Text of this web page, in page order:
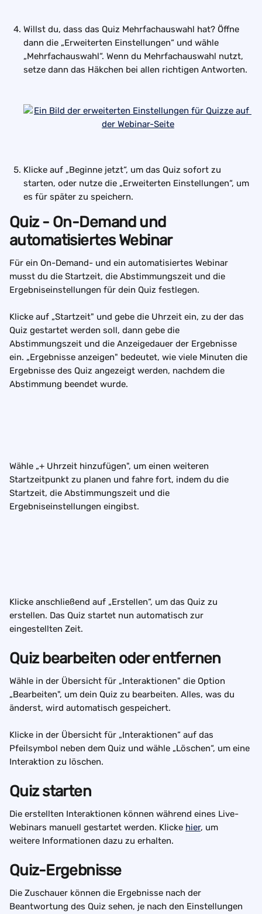
Willst du, dass das Quiz Mehrfachauswahl hat? Öffne
dann die „Erweiterten Einstellungen“ und wähle
„Mehrfachauswahl“. Wenn du Mehrfachauswahl nutzt,
setze dann das Häkchen bei allen richtigen Antworten.
Klicke auf „Beginne jetzt“, um das Quiz sofort zu
starten, oder nutze die „Erweiterten Einstellungen“, um
es für später zu speichern.
Quiz - On-Demand und
automatisiertes Webinar
Für ein On-Demand- und ein automatisiertes Webinar
musst du die Startzeit, die Abstimmungszeit und die
Ergebniseinstellungen für dein Quiz festlegen.
Klicke auf „Startzeit" und gebe die Uhrzeit ein, zu der das
Quiz gestartet werden soll, dann gebe die
Abstimmungszeit und die Anzeigedauer der Ergebnisse
ein. „Ergebnisse anzeigen" bedeutet, wie viele Minuten die
Ergebnisse des Quiz angezeigt werden, nachdem die
Abstimmung beendet wurde.
Wähle „+ Uhrzeit hinzufügen", um einen weiteren
Startzeitpunkt zu planen und fahre fort, indem du die
Startzeit, die Abstimmungszeit und die
Ergebniseinstellungen eingibst.
Klicke anschließend auf „Erstellen“, um das Quiz zu
erstellen. Das Quiz startet nun automatisch zur
eingestellten Zeit.
Quiz bearbeiten oder entfernen
Wähle in der Übersicht für „Interaktionen" die Option
„Bearbeiten", um dein Quiz zu bearbeiten. Alles, was du
änderst, wird automatisch gespeichert.
Klicke in der Übersicht für „Interaktionen“ auf das
Pfeilsymbol neben dem Quiz und wähle „Löschen“, um eine
Interaktion zu löschen.
Quiz starten
Die erstellten Interaktionen können während eines Live-
Webinars manuell gestartet werden. Klicke hier, um
weitere Informationen dazu zu erhalten.
Quiz-Ergebnisse
Die Zuschauer können die Ergebnisse nach der
Beantwortung des Quiz sehen, je nach den Einstellungen